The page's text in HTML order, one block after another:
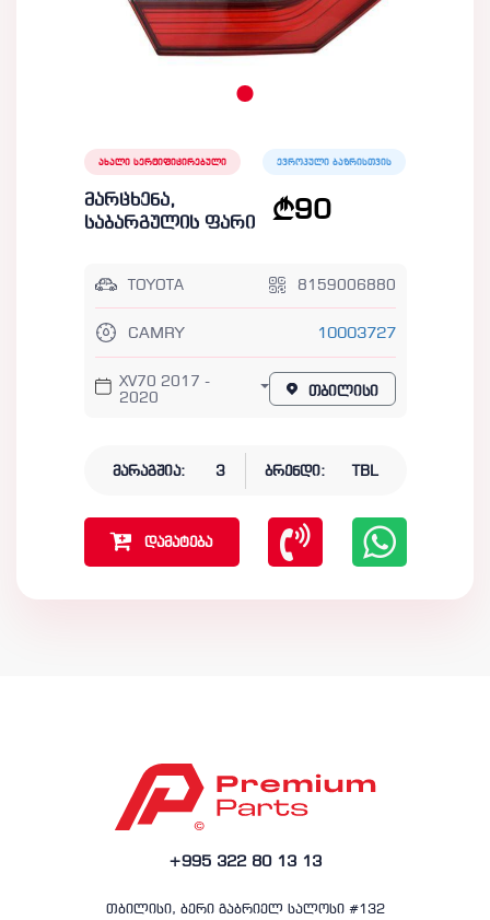
ახალი სერტიფიცირებული ევროპული ბაზრისთვის
მარცხენა,
საბარგულის ფარი
90
TOYOTA 8159006880
CAMRY 10003727
XV70 2017 -
2020
თბილისი
მარაგშია: 3 ბრენდი: TBL
დამატება
+995 322 80 13 13
თბილისი, ბერი გაბრიელ სალოსი #132